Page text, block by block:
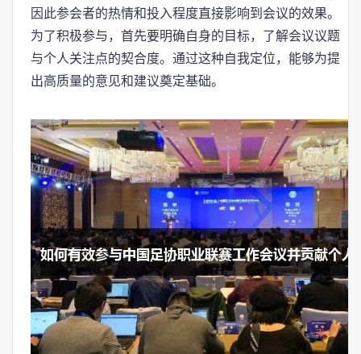
因此参会者的热情和投入程度直接影响到会议的效果。
为了积极参与，首先要明确自身的目标，了解会议议题
与个人关注点的契合度。通过这种自我定位，能够为提
出高质量的意见和建议奠定基础。